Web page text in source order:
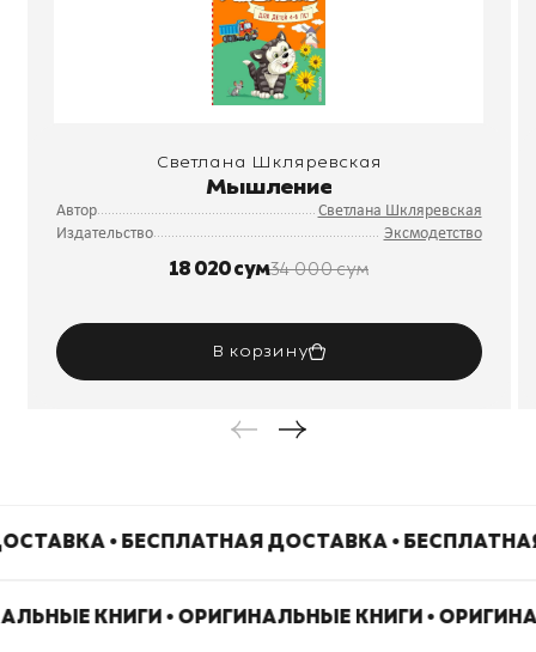
Светлана Шкляревская
Мышление
Автор
Светлана Шкляревская
Издательство
Эксмодетство
18 020 сум34 000 сум
В корзину
• БЕСПЛАТНАЯ ДОСТАВКА •
КНИГИ • ОРИГИНАЛЬНЫЕ КНИГИ •